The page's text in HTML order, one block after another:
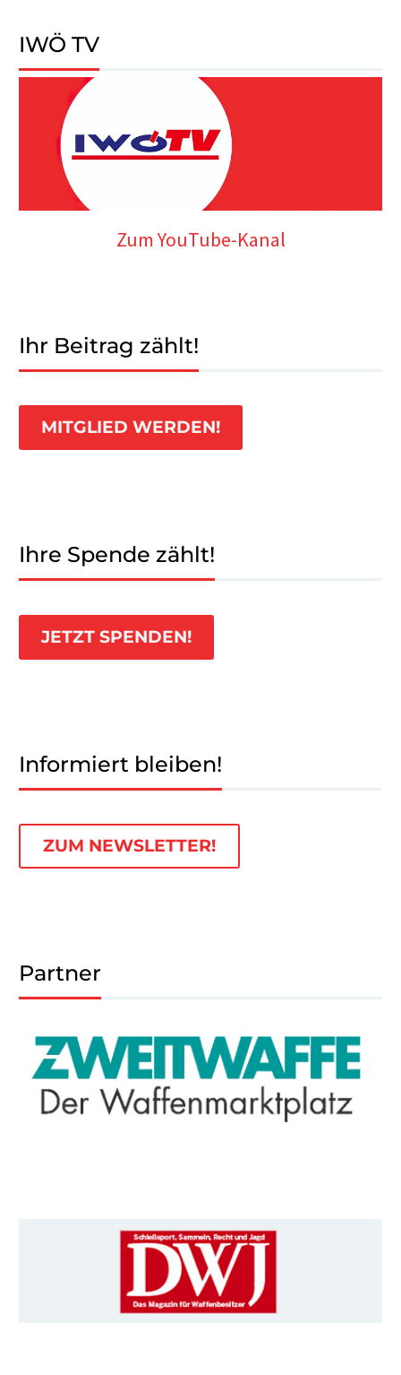
IWÖ TV
Zum YouTube-Kanal
Ihr Beitrag zählt!
MITGLIED WERDEN!
Ihre Spende zählt!
JETZT SPENDEN!
Informiert bleiben!
ZUM NEWSLETTER!
Partner